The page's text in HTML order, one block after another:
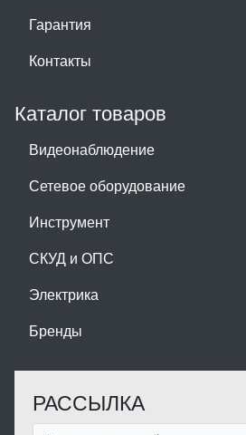
Гарантия
Контакты
Каталог товаров
Видеонаблюдение
Сетевое оборудование
Инструмент
СКУД и ОПС
Электрика
Бренды
РАССЫЛКА